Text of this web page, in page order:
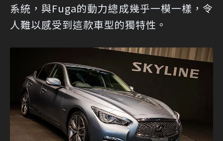
系統，與Fuga的動力總成幾乎一模一樣，令
人難以感受到這款車型的獨特性。